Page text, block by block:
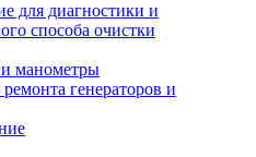
для диагностики и
способа очистки
и манометры
генераторов и